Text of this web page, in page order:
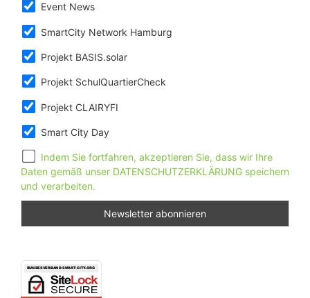
Event News
SmartCity Network Hamburg
Projekt BASIS.solar
Projekt SchulQuartierCheck
Projekt CLAIRYFI
Smart City Day
Indem Sie fortfahren, akzeptieren Sie, dass wir Ihre
Daten gemäß unser DATENSCHUTZERKLÄRUNG speichern
und verarbeiten.